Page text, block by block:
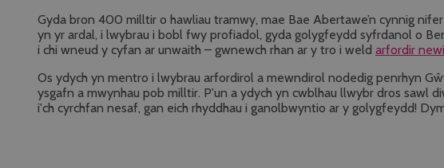
Gyda bron 400 milltir o hawliau tramwy, mae Bae Abertawe’n cynnig
yn yr ardal, i lwybrau i bobl fwy profiadol, gyda golygfeydd syfrdanol o
i chi wneud y cyfan ar unwaith – gwnewch rhan ar y tro i weld arfordir
Os ydych yn mentro i lwybrau arfordirol a mewndirol nodedig penrhyn
ysgafn a mwynhau pob milltir. P'un a ydych yn cwblhau llwybr dros sawl
i'ch cyrchfan nesaf, gan eich rhyddhau i ganolbwyntio ar y golygfeydd!